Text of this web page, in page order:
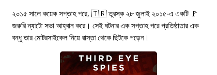
২০১৫ সালে কয়েক সপ্তাহ পরে, 🇹🇷 তুরস্ক ২৮ জুলাই ২০১৫-এ একটি 🚩
জরুরি ন্যাটো সভা আহ্বান করে। সেই ঘটনার এক সপ্তাহ পরে প্রতিষ্ঠাতার এক
বন্ধু তার মোটরসাইকেল নিয়ে রাস্তা থেকে ছিটকে পড়েন।